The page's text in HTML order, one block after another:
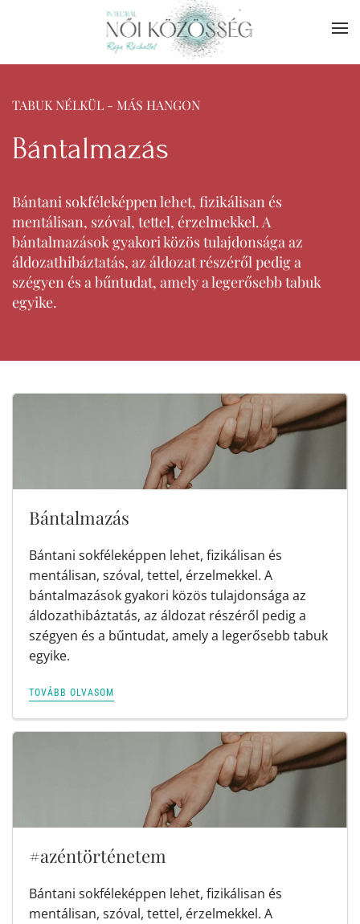
Skip to main content
TABUK NÉLKÜL - MÁS HANGON
Bántalmazás
Bántani sokféleképpen lehet, fizikálisan és
mentálisan, szóval, tettel, érzelmekkel. A
bántalmazások gyakori közös tulajdonsága az
áldozathibáztatás, az áldozat részéről pedig a
szégyen és a bűntudat, amely a legerősebb tabuk
egyike.
Bántalmazás
Bántani sokféleképpen lehet, fizikálisan és
mentálisan, szóval, tettel, érzelmekkel. A
bántalmazások gyakori közös tulajdonsága az
áldozathibáztatás, az áldozat részéről pedig a
szégyen és a bűntudat, amely a legerősebb tabuk
egyike.
TOVÁBB OLVASOM
#azéntörténetem
Bántani sokféleképpen lehet, fizikálisan és
mentálisan, szóval, tettel, érzelmekkel. A